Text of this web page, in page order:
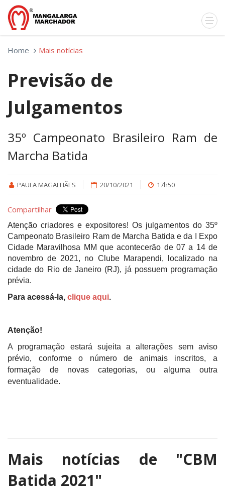
Home Mais notícias
Previsão de
Julgamentos
35º Campeonato Brasileiro Ram de
Marcha Batida
PAULA MAGALHÃES 20/10/2021 17h50
Compartilhar
Atenção criadores e expositores! Os julgamentos do 35º
Campeonato Brasileiro Ram de Marcha Batida e da I Expo
Cidade Maravilhosa MM que acontecerão de 07 a 14 de
novembro de 2021, no Clube Marapendi, localizado na
cidade do Rio de Janeiro (RJ), já possuem programação
prévia.
Para acessá-la, clique aqui.
Atenção!
A programação estará sujeita a alterações sem aviso
prévio, conforme o número de animais inscritos, a
formação de novas categorias, ou alguma outra
eventualidade.
Mais notícias de "CBM
Batida 2021"